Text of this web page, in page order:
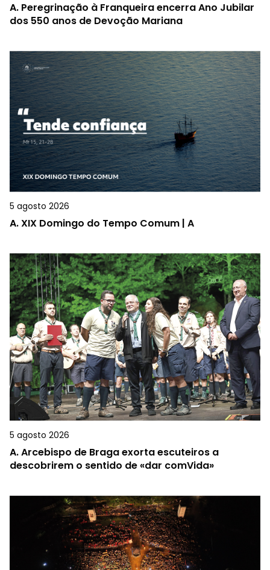
A. Peregrinação à Franqueira encerra Ano Jubilar
dos 550 anos de Devoção Mariana
5 agosto 2026
A.XIX Domingo do Tempo Comum | A
5 agosto 2026
A.Arcebispo de Braga exorta escuteiros a
descobrirem o sentido de «dar comVida»